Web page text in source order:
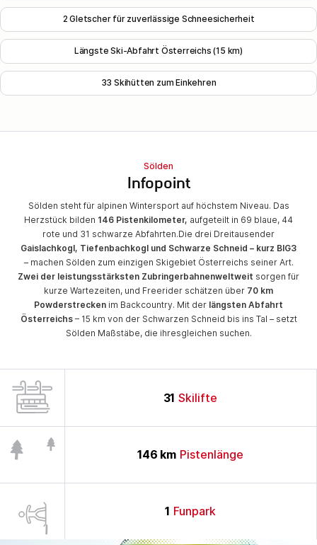
2 Gletscher für zuverlässige Schneesicherheit
Längste Ski-Abfahrt Österreichs (15 km)
33 Skihütten zum Einkehren
Sölden
Infopoint
Sölden steht für alpinen Wintersport auf höchstem Niveau. Das
Herzstück bilden 146 Pistenkilometer, aufgeteilt in 69 blaue, 44
rote und 31 schwarze Abfahrten.Die drei Dreitausender
Gaislachkogl, Tiefenbachkogl und Schwarze Schneid – kurz BIG3
– machen Sölden zum einzigen Skigebiet Österreichs seiner Art.
Zwei der leistungsstärksten Zubringerbahnenweltweit sorgen für
kurze Wartezeiten, und Freerider schätzen über 70 km
Powderstrecken im Backcountry. Mit der längsten Abfahrt
Österreichs – 15 km von der Schwarzen Schneid bis ins Tal – setzt
Sölden Maßstäbe, die ihresgleichen suchen.
31 Skilifte
146 km Pistenlänge
1 Funpark